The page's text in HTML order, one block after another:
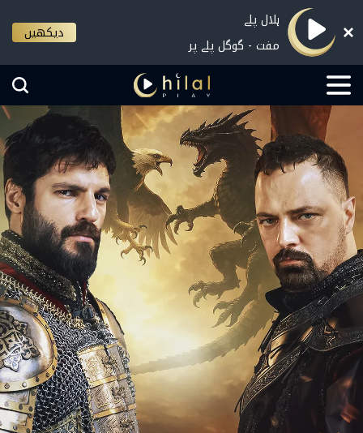
ہلال پلے
مفت - گوگل پلے پر
دیکھیں